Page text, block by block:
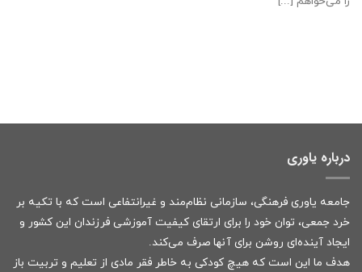
درباره یاوری
جامعه یاوری فرهنگی، سازمانی نظام‌مند و غیرانتفاعی است که با تکیه بر
خرد جمعی، توان خود را برای ارتقای کیفیت آموزشی فرزندان این کشور و
ایجاد آینده‌ای روشن برای آنها صرف می‌کند.
هدف ما این است که هیچ کودکی به خاطر فقر مادی از تعلیم و تربیت باز